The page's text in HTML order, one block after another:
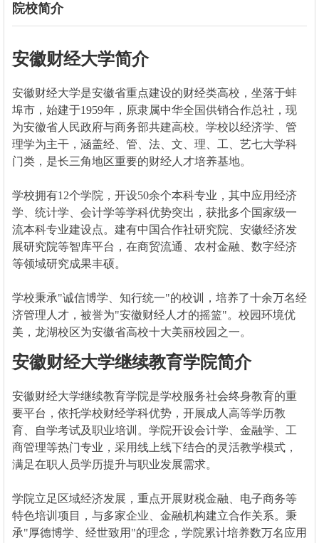
院校简介
安徽财经大学简介
安徽财经大学是安徽省重点建设的财经类高校，坐落于蚌
埠市，始建于1959年，原隶属中华全国供销合作总社，现
为安徽省人民政府与商务部共建高校。学校以经济学、管
理学为主干，涵盖经、管、法、文、理、工、艺七大学科
门类，是长三角地区重要的财经人才培养基地。
学校拥有12个学院，开设50余个本科专业，其中应用经济
学、统计学、会计学等学科优势突出，获批多个国家级一
流本科专业建设点。建有中国合作社研究院、安徽经济发
展研究院等智库平台，在商贸流通、农村金融、数字经济
等领域研究成果丰硕。
学校秉承"诚信博学、知行统一"的校训，培养了十余万名经
济管理人才，被誉为"安徽财经人才的摇篮"。校园环境优
美，龙湖校区为安徽省高校十大美丽校园之一。
安徽财经大学继续教育学院简介
安徽财经大学继续教育学院是学校服务社会终身教育的重
要平台，依托学校财经学科优势，开展成人高等学历教
育、自学考试及职业培训。学院开设会计学、金融学、工
商管理等热门专业，采用线上线下结合的灵活教学模式，
满足在职人员学历提升与职业发展需求。
学院立足区域经济发展，重点开展财税金融、电子商务等
特色培训项目，与多家企业、金融机构建立合作关系。秉
承"厚德博学、经世致用"的理念，学院累计培养数万名应用